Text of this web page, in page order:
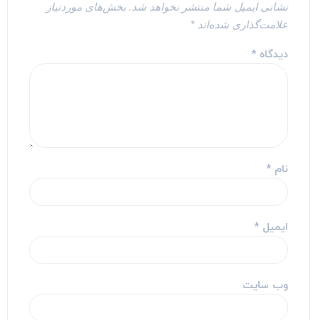
نشانی ایمیل شما منتشر نخواهد شد. بخش‌های موردنیاز
علامت‌گذاری شده‌اند*
دیدگاه*
نام*
ایمیل*
وب‌ سایت